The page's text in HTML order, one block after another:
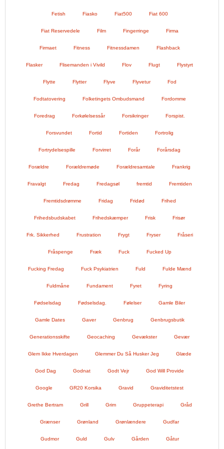
Fetish Fiasko Fiat500 Fiat 600
Fiat Reservedele Film Fingerringe Firma
Firmaet Fitness Fitnessdamen Flashback
Flasker Flisemanden i Vivild Flov Flugt Flystyrt
Flytte Flytter Flyve Flyvetur Fod
Fodtatovering Folketingets Ombudsmand Fordomme
Foredrag Forkølelsessår Forsikringer Forspist.
Forsvundet Fortid Fortiden Fortrolig
Fortrydelsespille Forvirret Forår Forårsdag
Forældre Forældremøde Forældresamtale Frankrig
Fravalgt Fredag Fredagsøl fremtid Fremtiden
Fremtidsdrømme Fridag Fridød Frihed
Frihedsbudskabet Frihedskæmper Frisk Frisør
Frk. Sikkerhed Frustration Frygt Fryser Fråseri
Fråspenge Fræk Fuck Fucked Up
Fucking Fredag Fuck Psykiatrien Fuld Fulde Mænd
Fuldmåne Fundament Fyret Fyring
Fødselsdag Fødselsdag. Følelser Gamle Biler
Gamle Dates Gaver Genbrug Genbrugsbutik
Generationsskifte Geocaching Gevækster Gevær
Glem Ikke Hverdagen Glemmer Du Så Husker Jeg Glæde
God Dag Godnat Godt Vejr God Will Provide
Google GR20 Korsika Gravid Graviditetstest
Grethe Bertram Grill Grim Gruppeterapi Gråd
Grænser Grønland Grønlændere Gudfar
Gudmor Guld Gulv Gården Gåtur